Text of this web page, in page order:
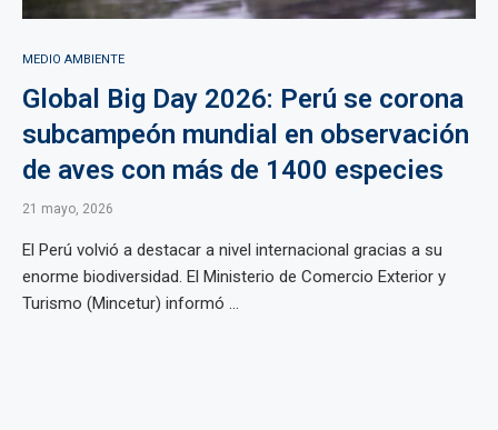
MEDIO AMBIENTE
Global Big Day 2026: Perú se corona
subcampeón mundial en observación
de aves con más de 1400 especies
21 mayo, 2026
El Perú volvió a destacar a nivel internacional gracias a su
enorme biodiversidad. El Ministerio de Comercio Exterior y
Turismo (Mincetur) informó ...